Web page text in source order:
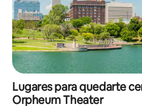
Lugares para quedarte
Orpheum Theater